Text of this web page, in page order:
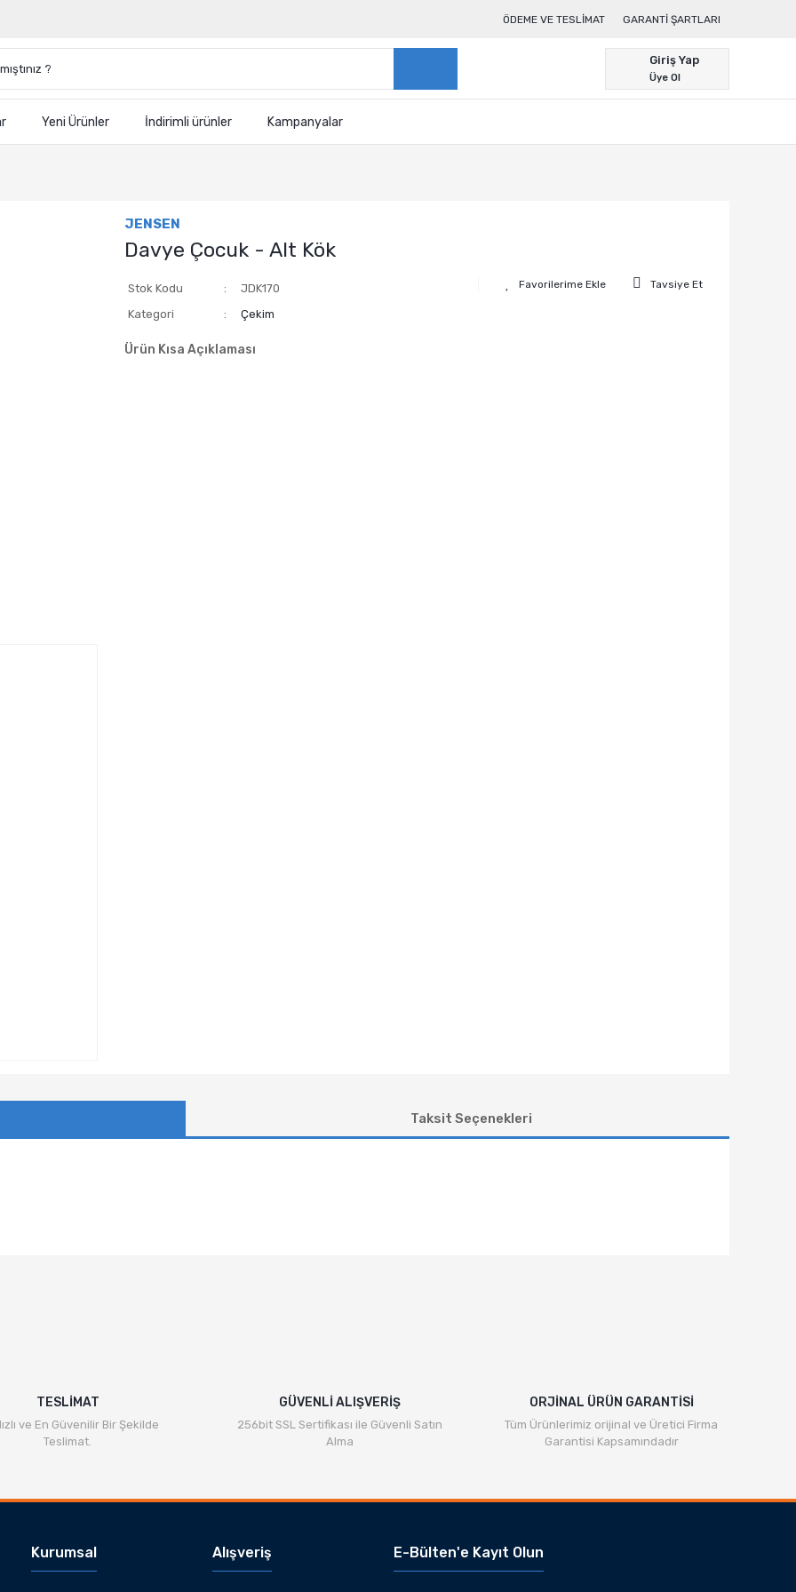
ÖDEME VE TESLIMAT GARANTI ŞARTLARI
Giriş Yap
Üye Ol
Yeni Ürünler İndirimli ürünler Kampanyalar
JENSEN
Davye Çocuk - Alt Kök
Stok Kodu
JDK170
Kategori
Çekim
Ürün Kısa Açıklaması
Tavsiye Et
Taksit Seçenekleri
TESLİMAT
ve En Güvenilir Bir Şekilde
Teslimat.
GÜVENLİ ALIŞVERİŞ
256bit SSL Sertifikası ile Güvenli Satın
Alma
ORJİNAL ÜRÜN GARANTİSİ
Tüm Ürünlerimiz orijinal ve Üretici Firma
Garantisi Kapsamındadır
Kurumsal Alışveriş E-Bülten'e Kayıt Olun